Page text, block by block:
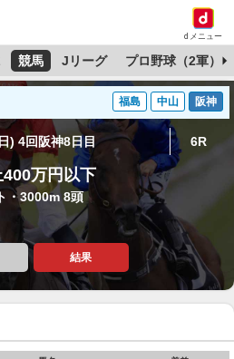
dメニュー
競馬 Jリーグ プロ野球（2軍）
福島 中山 阪神
) 4回阪神8日目 6R
万円以下
・3000m 8頭
結果